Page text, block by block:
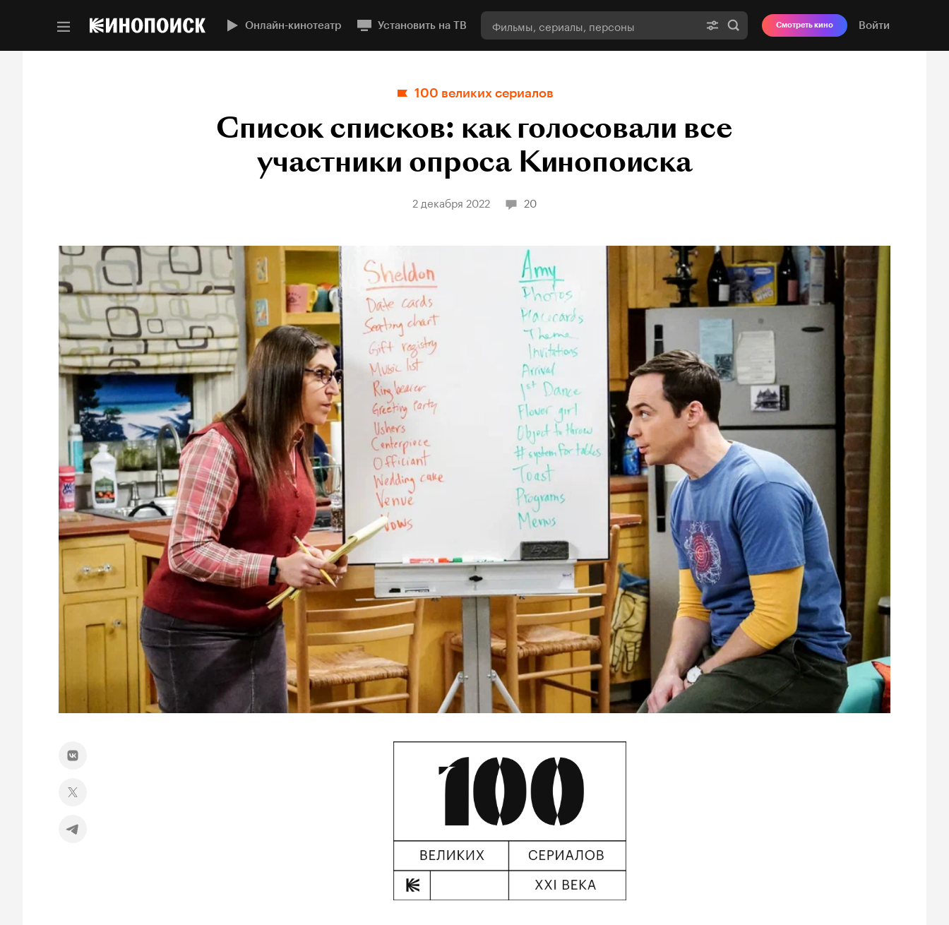
Онлайн-кинотеатр Установить на ТВ Смотреть кино Войти
100 великих сериалов
Список списков: как голосовали все
участники опроса Кинопоиска
2 декабря 2022 20